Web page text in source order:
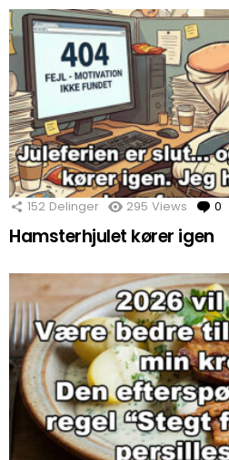
152 Delinger 295 Views 0
Hamsterhjulet kører igen